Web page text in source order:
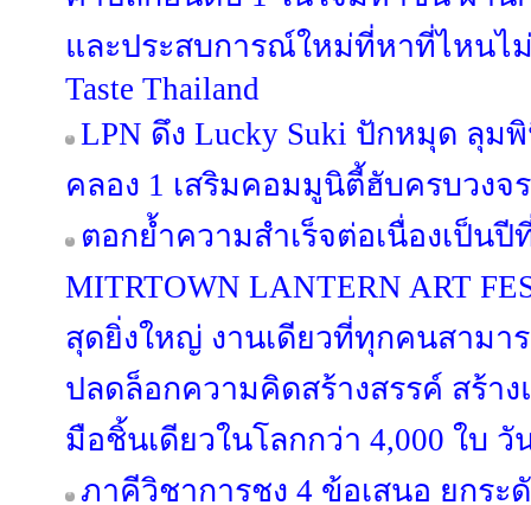
และประสบการณ์ใหม่ที่หาที่ไหนไม่
Taste Thailand
LPN ดึง Lucky Suki ปักหมุด ลุม
คลอง 1 เสริมคอมมูนิตี้ฮับครบวงจร
ตอกย้ำความสำเร็จต่อเนื่องเป็นปี
MITRTOWN LANTERN ART
สุดยิ่งใหญ่ งานเดียวที่ทุกคนสามา
ปลดล็อกความคิดสร้างสรรค์ สร้า
มือชิ้นเดียวในโลกกว่า 4,000 ใบ
ภาคีวิชาการชง 4 ข้อเสนอ ยกระ